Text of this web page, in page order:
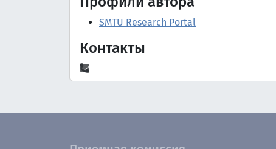
SMTU Research Portal
Контакты